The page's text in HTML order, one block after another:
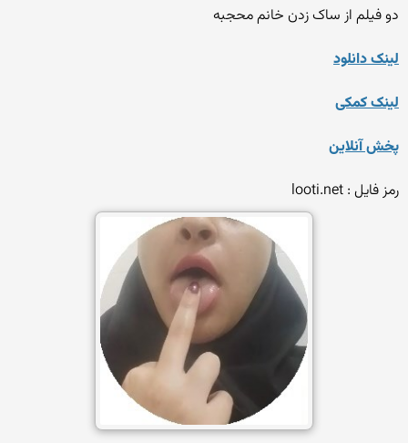
دو فیلم از ساک زدن خانم محجبه
لینک دانلود
لینک کمکی
پخش آنلاین
رمز فایل : looti.net